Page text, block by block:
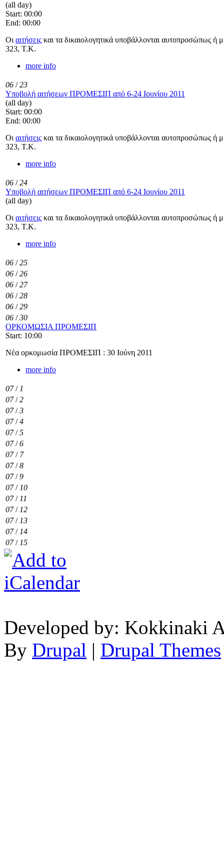
(all day)
Start: 00:00
End: 00:00
Οι αιτήσεις και τα δικαιολογητικά υποβάλλονται αυτοπροσώπως
323, Τ.Κ.
more info
06 /23
Υποβολή αιτήσεων ΠΡΟΜΕΣΙΠ από 6-24 Ιουνίου 2011
(all day)
Start: 00:00
End: 00:00
Οι αιτήσεις και τα δικαιολογητικά υποβάλλονται αυτοπροσώπως
323, Τ.Κ.
more info
06 /24
Υποβολή αιτήσεων ΠΡΟΜΕΣΙΠ από 6-24 Ιουνίου 2011
(all day)
Οι αιτήσεις και τα δικαιολογητικά υποβάλλονται αυτοπροσώπως
323, Τ.Κ.
more info
06 /25
06 /26
06 /27
06 /28
06 /29
06 /30
ΟΡΚΟΜΩΣΙΑ ΠΡΟΜΕΣΙΠ
Start: 10:00
Νέα ορκομωσία ΠΡΟΜΕΣΙΠ : 30 Ιούνη 2011
more info
07/ 1
07/2
07/3
07/4
07/5
07/6
07/ 7
07/8
07/9
07/ 10
07/ 11
07/ 12
07/ 13
07/ 14
07/ 15
Developed by: Kokkinaki
By Drupal | Drupal Themes